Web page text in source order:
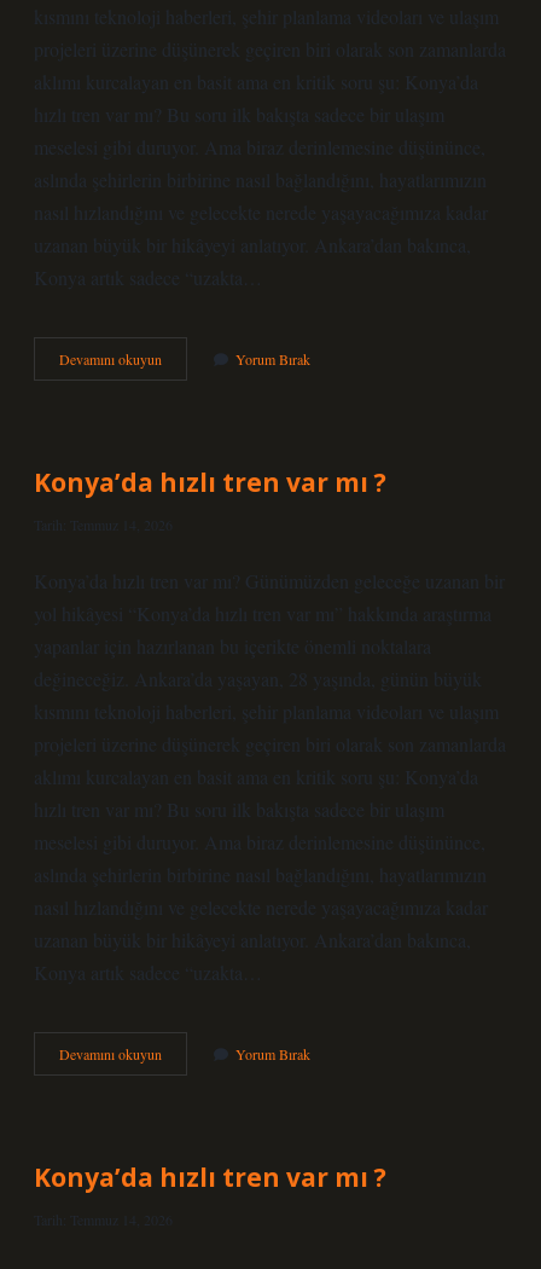
kısmını teknoloji haberleri, şehir planlama videoları ve ulaşım
projeleri üzerine düşünerek geçiren biri olarak son zamanlarda
aklımı kurcalayan en basit ama en kritik soru şu: Konya’da
hızlı tren var mı? Bu soru ilk bakışta sadece bir ulaşım
meselesi gibi duruyor. Ama biraz derinlemesine düşününce,
aslında şehirlerin birbirine nasıl bağlandığını, hayatlarımızın
nasıl hızlandığını ve gelecekte nerede yaşayacağımıza kadar
uzanan büyük bir hikâyeyi anlatıyor. Ankara’dan bakınca,
Konya artık sadece “uzakta…
Devamını okuyun Konya’da
hızlı
Yorum Bırak
Konya’da hızlı tren var mı ?
Tarih: Temmuz 14, 2026
Konya’da hızlı tren var mı? Günümüzden geleceğe uzanan bir
yol hikâyesi “Konya’da hızlı tren var mı” hakkında araştırma
yapanlar için hazırlanan bu içerikte önemli noktalara
değineceğiz. Ankara’da yaşayan, 28 yaşında, günün büyük
kısmını teknoloji haberleri, şehir planlama videoları ve ulaşım
projeleri üzerine düşünerek geçiren biri olarak son zamanlarda
aklımı kurcalayan en basit ama en kritik soru şu: Konya’da
hızlı tren var mı? Bu soru ilk bakışta sadece bir ulaşım
meselesi gibi duruyor. Ama biraz derinlemesine düşününce,
aslında şehirlerin birbirine nasıl bağlandığını, hayatlarımızın
nasıl hızlandığını ve gelecekte nerede yaşayacağımıza kadar
uzanan büyük bir hikâyeyi anlatıyor. Ankara’dan bakınca,
Konya artık sadece “uzakta…
Devamını okuyun Konya’da
hızlı
Yorum Bırak
Konya’da hızlı tren var mı ?
Tarih: Temmuz 14, 2026